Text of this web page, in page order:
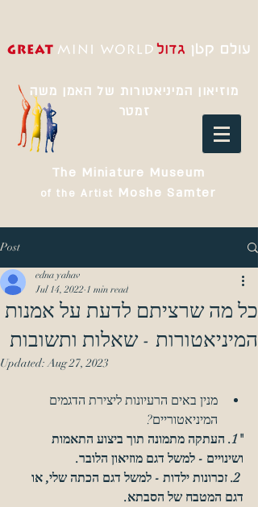
מוזיאון המיניאטורות של האמן משה
זמטר
The Miniature Museum
of the Artist Moshe Samter
Post
כל מה שרציתם לדעת על אמנות
המיניאטורות - שאלות ותשובות
edna yahav
Jul 14, 2022 1 min read
Updated:Aug 27, 2023
מנין באים הרעיונות ליצירת הדגמים
המיניאטוריים?
"1. העתקה מתמונה תוך ביצוע התאמות
ושינויים - למשל דגם מוזיאון הלובר.
2. זכרונות ילדות - למשל דגם הכתה שלי, או
דגם המטבח של הסבתא.